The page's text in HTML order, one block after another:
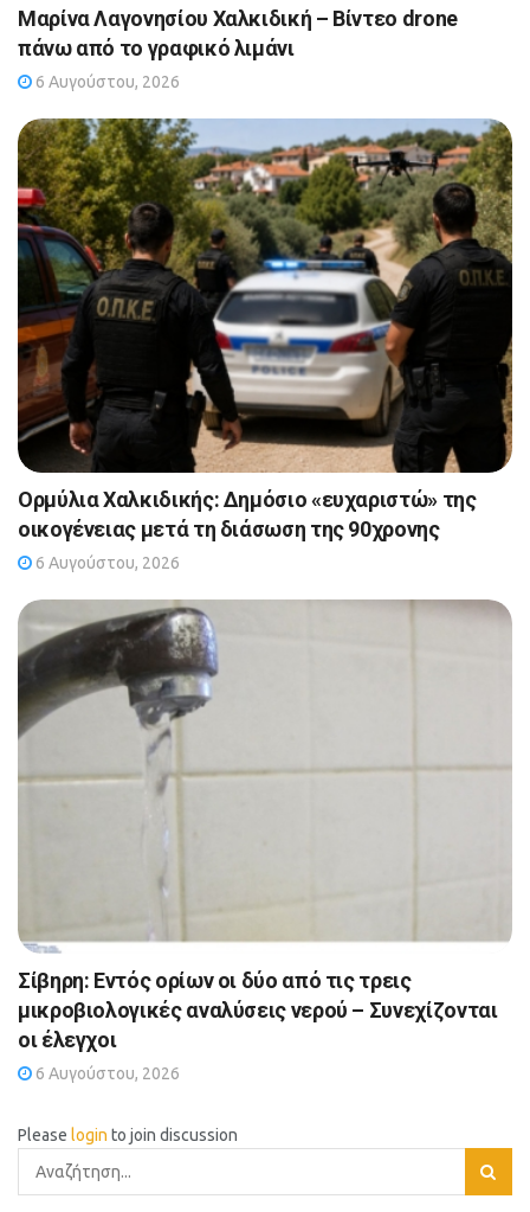
Μαρίνα Λαγονησίου Χαλκιδική – Βίντεο drone
πάνω από το γραφικό λιμάνι
6 Αυγούστου, 2026
Ορμύλια Χαλκιδικής: Δημόσιο «ευχαριστώ» της
οικογένειας μετά τη διάσωση της 90χρονης
6 Αυγούστου, 2026
Σίβηρη: Εντός ορίων οι δύο από τις τρεις
μικροβιολογικές αναλύσεις νερού – Συνεχίζονται
οι έλεγχοι
6 Αυγούστου, 2026
Please login to join discussion